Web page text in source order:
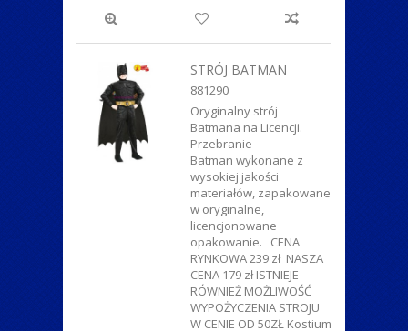
STRÓJ BATMAN
881290
Oryginalny strój
Batmana na Licencji.
Przebranie
Batman wykonane z
wysokiej jakości
materiałów, zapakowane
w oryginalne,
licencjonowane
opakowanie. CENA
RYNKOWA 239 zł NASZA
CENA 179 zł ISTNIEJE
RÓWNIEŻ MOŻLIWOŚĆ
WYPOŻYCZENIA STROJU
W CENIE OD 50ZŁ Kostium